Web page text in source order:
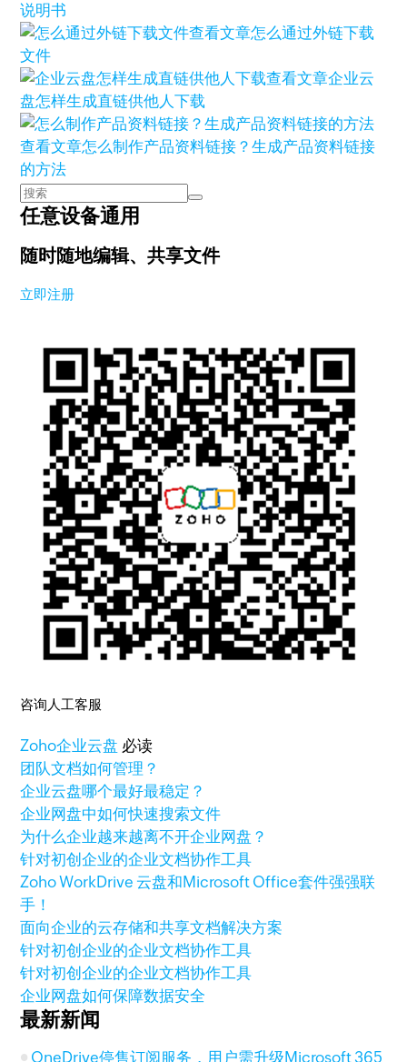
说明书
查看文章怎么通过外链下载
文件
查看文章企业云
盘怎样生成直链供他人下载
查看文章怎么制作产品资料链接？生成产品资料链接
的方法
任意设备通用
随时随地编辑、共享文件
立即注册
咨询人工客服
Zoho企业云盘 必读
团队文档如何管理？
企业云盘哪个最好最稳定？
企业网盘中如何快速搜索文件
为什么企业越来越离不开企业网盘？
针对初创企业的企业文档协作工具
Zoho WorkDrive 云盘和Microsoft Office套件强强联
手！
面向企业的云存储和共享文档解决方案
针对初创企业的企业文档协作工具
针对初创企业的企业文档协作工具
企业网盘如何保障数据安全
最新新闻
OneDrive停售订阅服务，用户需升级Microsoft 365